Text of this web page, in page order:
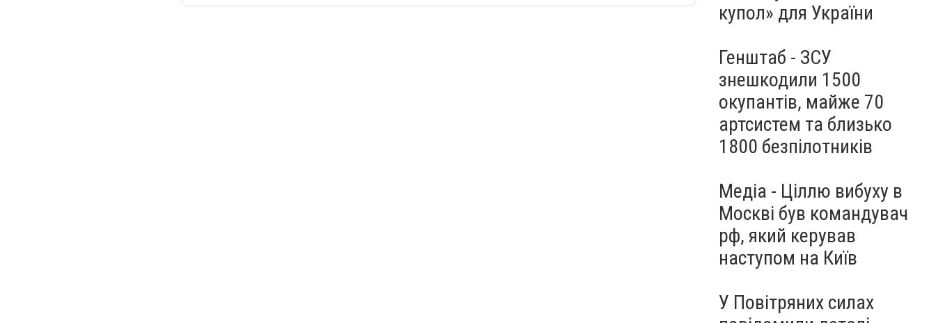
купол» для України
Генштаб - ЗСУ
знешкодили 1500
окупантів, майже 70
артсистем та близько
1800 безпілотників
Медіа - Ціллю вибуху в
Москві був командувач
рф, який керував
наступом на Київ
У Повітряних силах